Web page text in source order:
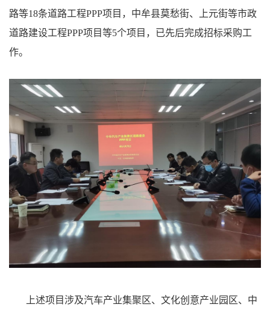
路等18条道路工程PPP项目，中牟县莫愁街、上元街等市政
道路建设工程PPP项目等5个项目，已先后完成招标采购工
作。
上述项目涉及汽车产业集聚区、文化创意产业园区、中